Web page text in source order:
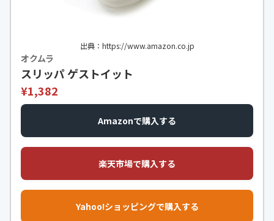
出典：https://www.amazon.co.jp
オクムラ
スリッパ ゲストイット
¥1,382
Amazonで購入する
楽天市場で購入する
Yahoo!ショッピングで購入する